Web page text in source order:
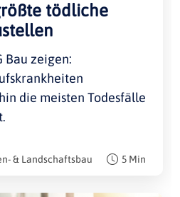
tödliche
Bau zeigen:
die meisten Todesfälle
& Landschaftsbau 5 Min